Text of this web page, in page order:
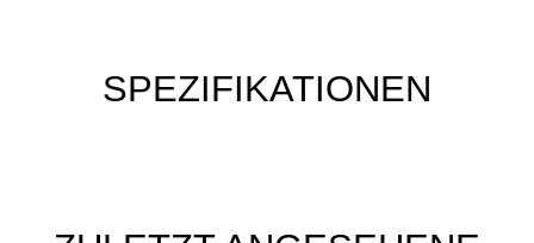
SPEZIFIKATIONEN